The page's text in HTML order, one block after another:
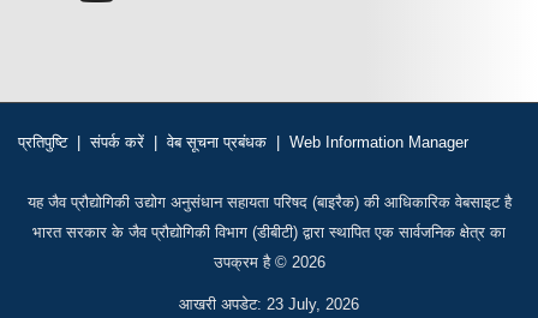
प्रतिपुष्टि | संपर्क करें | वेब सूचना प्रबंधक | Web Information Manager
यह जैव प्रौद्योगिकी उद्योग अनुसंधान सहायता परिषद (बाइरैक) की आधिकारिक वेबसाइट है
भारत सरकार के जैव प्रौद्योगिकी विभाग (डीबीटी) द्वारा स्थापित एक सार्वजनिक क्षेत्र का
उपक्रम है © 2026
आखरी अपडेट: 23 July, 2026